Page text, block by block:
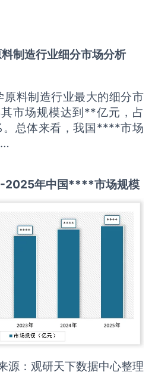
制造行业细分市场分析
原料制造行业最大的细分市
市场规模达到**亿元，占
总体来看，我国****市场
2025年中国****市场规模
源：观研天下数据中心整理